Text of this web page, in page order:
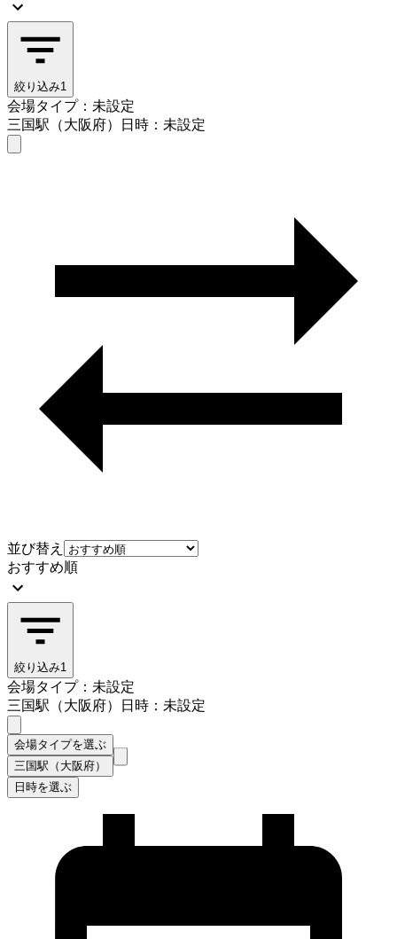
絞り込み1
会場タイプ：未設定
三国駅（大阪府）
日時：未設定
並び替え
おすすめ順
絞り込み1
会場タイプ：未設定
三国駅（大阪府）
日時：未設定
会場タイプを選ぶ
三国駅（大阪府）
日時を選ぶ